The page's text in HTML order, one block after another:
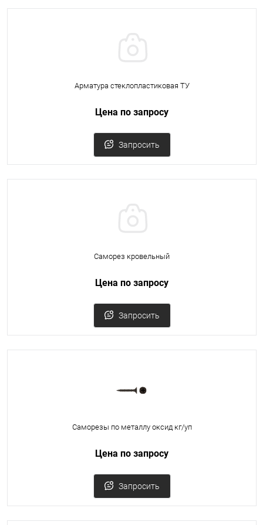
Арматура стеклопластиковая ТУ
Цена по запросу
Запросить
Саморез кровельный
Цена по запросу
Запросить
Саморезы по металлу оксид кг/уп
Цена по запросу
Запросить